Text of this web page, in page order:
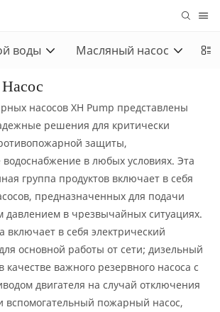
воды Масляный насос
насосов XH Pump представлены
решения для критически
защиты,
в любых условиях. Эта
группа продуктов включает в себя
предназначенных для подачи
давлением в чрезвычайных ситуациях.
включает в себя электрический
основной работы от сети; дизельный
важного резервного насоса с
двигателя на случай отключения
вспомогательный пожарный насос,